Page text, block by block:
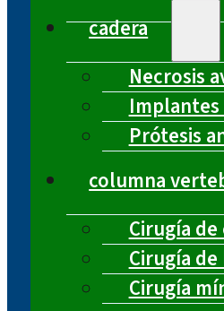
cadera
Necrosis
Implantes
Prótesis
columna
Cirugía
Cirugía
Cirugía